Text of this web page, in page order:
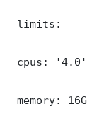
limits:
cpus: '4.0'
memory: 16G